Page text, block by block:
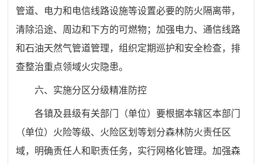
管道、电力和电信线路设施等设置必要的防火隔离带，
清除沿途、周边和下方的可燃物；加强电力、通信线路
和石油天然气管道管理，组织定期巡护和安全检查，排
查整治重点领域火灾隐患。
六、 实施分区分级精准防控
各镇及县级有关部门（单位）要根据本辖区本部门
（单位）火险等级、火险区划等划分森林防火责任区
域，明确责任人和职责任务，实行网格化管理。加强森